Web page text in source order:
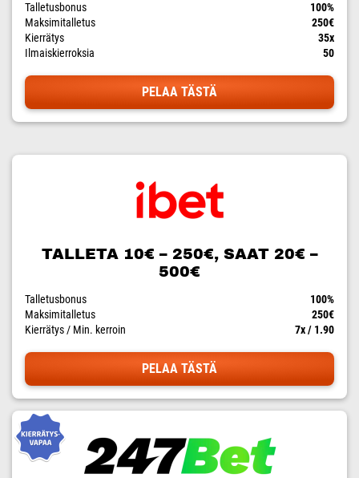
Talletusbonus
100%
Maksimitalletus
250€
Kierrätys
35x
Ilmaiskierroksia
50
PELAA TÄSTÄ
TALLETA 10€ – 250€, SAAT 20€ –
500€
Talletusbonus
100%
Maksimitalletus
250€
Kierrätys / Min. kerroin
7x / 1.90
PELAA TÄSTÄ